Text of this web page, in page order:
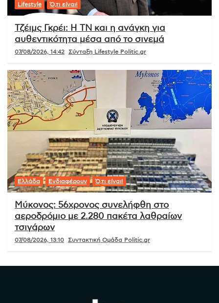
Lifestyle Ό,τι είναι!
Τζέιμς Γκρέι: Η ΤΝ και η ανάγκη για
αυθεντικότητα μέσα από το σινεμά
07/08/2026, 14:42 Σύνταξη Lifestyle Politic.gr
Ελλάδα Ενδιαφέρουν Ό,τι είναι!
Μύκονος: 56χρονος συνελήφθη στο
αεροδρόμιο με 2.280 πακέτα λαθραίων
τσιγάρων
07/08/2026, 13:10 Συντακτική Ομάδα Politic.gr